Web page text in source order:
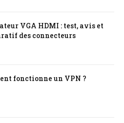
VGA HDMI : test, avis et
des connecteurs
fonctionne un VPN ?